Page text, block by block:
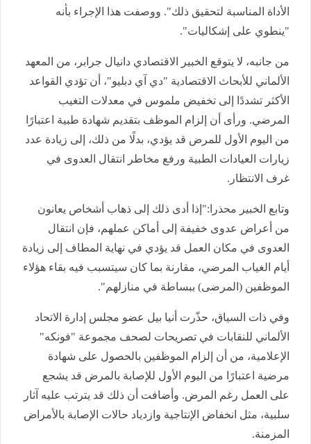
الأداة المناسبة لتحقيق ذلك". ووصفت هذا الإجراء بأنه
"ينطوي على إشكاليات".
من جانبه، لا يتوقع الخبير الاقتصادي دانيال جرابر، من المعهد
الألماني للأبحاث الاقتصادية "دي آي دبليو"، أن تؤدي القواعد
الأكثر تشددًا إلى تخفيض ملموس في معدلات التغيب
المرضي. ورأى أن إلزام الموظف بتقديم شهادة طبية اعتبارًا
من اليوم الأول للمرض قد يؤدي، بدلًا من ذلك، إلى زيادة عدد
زيارات العيادات الطبية ورفع مخاطر انتقال العدوى في
غرف الانتظار.
وتابع الخبير محذرا:"إذا أدى ذلك إلى ذهاب أشخاص يعانون
من أعراض عدوى خفيفة إلى أماكن عملهم، فإن انتقال
العدوى في مكان العمل قد يؤدي في نهاية المطاف إلى زيادة
أيام الغياب المرضي، مقارنة بما كان سيتسبب فيه بقاء هؤلاء
الموظفين (المرضى) ببساطة في منازلهم".
وفي ذات السياق، حذّرت أنيا بيل عضو مجلس إدارة الاتحاد
الألماني للنقابات في تصريحات لصحف مجموعة "فونكه"
الإعلامية، من أن إلزام الموظفين بالحصول على شهادة
مرضية اعتبارًا من اليوم الأول للإصابة بالمرض قد يشجع
على العمل رغم المرض. وأضافت أن ذلك قد يترتب عليه آثار
سلبية، مثل انخفاض الإنتاجية وازدياد حالات الإصابة بالأمراض
المزمنة.